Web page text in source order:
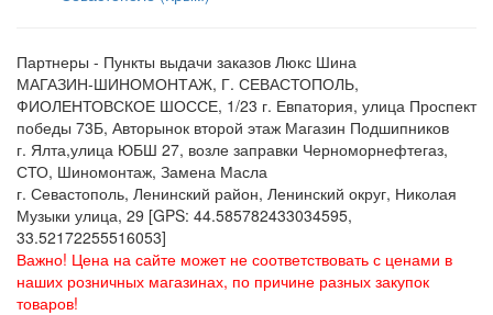
Партнеры - Пункты выдачи заказов Люкс Шина
МАГАЗИН-ШИНОМОНТАЖ, Г. СЕВАСТОПОЛЬ,
ФИОЛЕНТОВСКОЕ ШОССЕ, 1/23 г. Евпатория, улица Проспект
победы 73Б, Авторынок второй этаж Магазин Подшипников
г. Ялта,улица ЮБШ 27, возле заправки Черноморнефтегаз,
СТО, Шиномонтаж, Замена Масла
г. Севастополь, Ленинский район, Ленинский округ, Николая
Музыки улица, 29 [GPS: 44.585782433034595,
33.52172255516053]
Важно! Цена на сайте может не соответствовать с ценами в
наших розничных магазинах, по причине разных закупок
товаров!